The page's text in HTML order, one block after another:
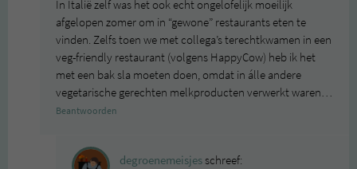
In Italië zelf was het ook echt ongelofelijk moeilijk
afgelopen zomer om in “gewone” restaurants eten te
vinden. Zelfs toen we met collega’s terechtkwamen in een
veg-friendly restaurant (volgens HappyCow) heb ik het
met een bak sla moeten doen, omdat in álle andere
vegetarische gerechten melkproducten verwerkt waren…
Beantwoorden
degroenemeisjesschreef: